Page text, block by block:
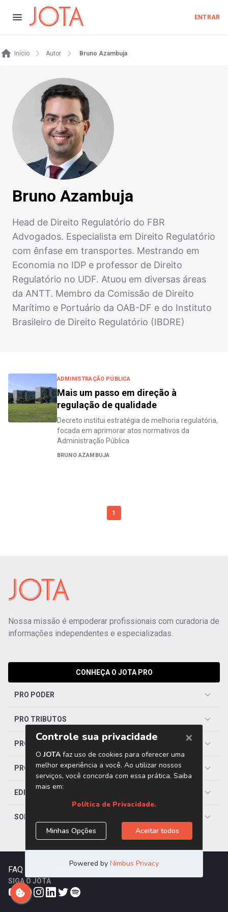
ENTRAR
Início Autor Bruno Azambuja
Bruno Azambuja
Head de Direito Regulatório do FBR
Advogados. Especialista em Direito Regulatório
com ênfase em transportes. Mestrando em
Economia no IDP e professor de Direito
Regulatório no UDF. Atuou em diversas áreas
da ANTT. Membro da Comissão de Direito
Marítimo e Portuário da OAB-DF e do Instituto
Brasileiro de Direito Regulatório (IBDRE)
ADMINISTRAÇÃO PÚBLICA
Mais um passo em direção à
regulação de qualidade
Decreto institui estratégia de melhoria regulatória,
focada em aprimorar atos normativos da
Administração Pública
BRUNO AZAMBUJA
1
Nossa missão é empoderar profissionais com curadoria de
informações independentes e especializadas.
CONHEÇA O JOTA PRO
PRO PODER
PRO TRIBUTOS
PRO TRABALHISTA
PRO SAÚDE
EDITORIAS
SOBRE O JOTA
FAQ Trabalhe Conosco
SIGA O JOTA